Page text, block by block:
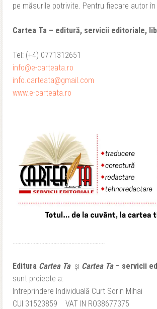
pe măsurile potrivite. Pentru fiecare autor în
Cartea Ta – editură, servicii editoriale,
Tel: (+4) 0771312651
info@e-carteata.ro
info.carteata@gmail.com
www.e-carteata.ro
Editura Cartea Tași Cartea Ta– servicii
sunt proiecte a:
Intreprindere Individuală Curt Sorin Mihai
CUI 31523859 VAT IN RO38677375